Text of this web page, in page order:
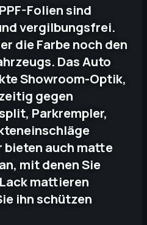
Folien sind
vergilbungsfrei.
die Farbe noch den
Das Auto
Showroom-Optik,
gegen
Parkrempler,
bieten auch matte
mit denen Sie
mattieren
ihn schützen